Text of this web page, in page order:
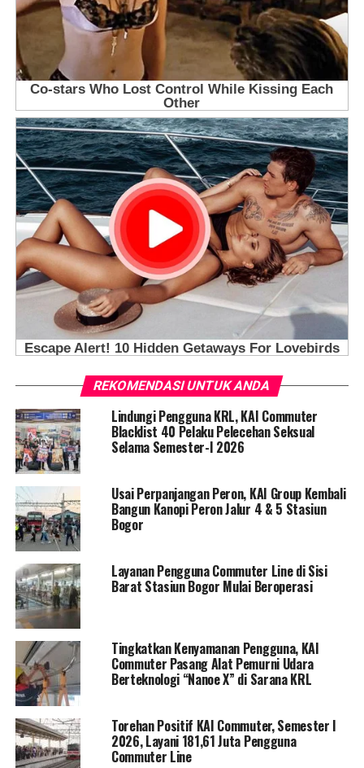
REKOMENDASI UNTUK ANDA
Lindungi Pengguna KRL, KAI Commuter
Blacklist 40 Pelaku Pelecehan Seksual
Selama Semester-I 2026
Usai Perpanjangan Peron, KAI Group Kembali
Bangun Kanopi Peron Jalur 4 & 5 Stasiun
Bogor
Layanan Pengguna Commuter Line di Sisi
Barat Stasiun Bogor Mulai Beroperasi
Tingkatkan Kenyamanan Pengguna, KAI
Commuter Pasang Alat Pemurni Udara
Berteknologi “Nanoe X” di Sarana KRL
Torehan Positif KAI Commuter, Semester I
2026, Layani 181,61 Juta Pengguna
Commuter Line